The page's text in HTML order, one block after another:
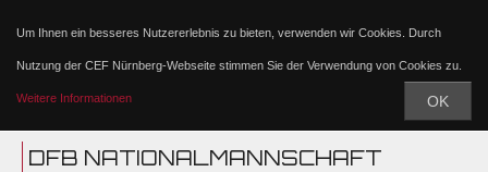
Um Ihnen ein besseres Nutzererlebnis zu bieten, verwenden wir Cookies. Durch
Nutzung der CEF Nürnberg-Webseite stimmen Sie der Verwendung von Cookies zu.
Weitere Informationen OK
DFB NATIONALMANNSCHAFT